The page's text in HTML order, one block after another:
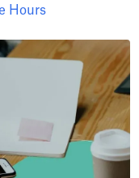
Hours